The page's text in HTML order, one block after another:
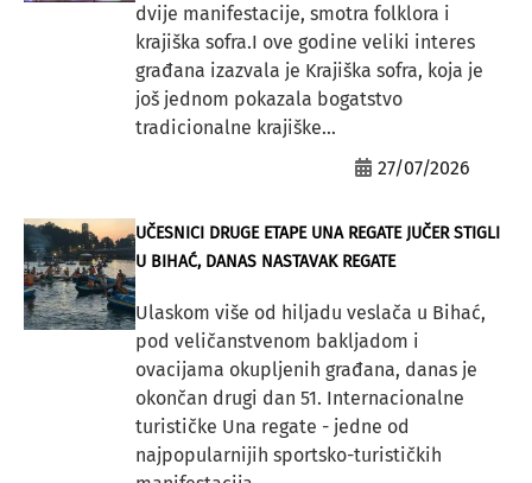
dvije manifestacije, smotra folklora i
krajiška sofra.I ove godine veliki interes
građana izazvala je Krajiška sofra, koja je
još jednom pokazala bogatstvo
tradicionalne krajiške...
27/07/2026
UČESNICI DRUGE ETAPE UNA REGATE JUČER STIGLI
U BIHAĆ, DANAS NASTAVAK REGATE
Ulaskom više od hiljadu veslača u Bihać,
pod veličanstvenom bakljadom i
ovacijama okupljenih građana, danas je
okončan drugi dan 51. Internacionalne
turističke Una regate - jedne od
najpopularnijih sportsko-turističkih